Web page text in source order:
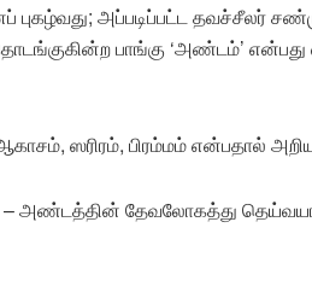
புகழ்வது; அப்படிப்பட்ட தவச்சீலர்
பாங்கு ‘அண்டம்’ என்பது
ஸரிரம், பிரம்மம் என்பதால்
அண்டத்தின் தேவலோகத்து